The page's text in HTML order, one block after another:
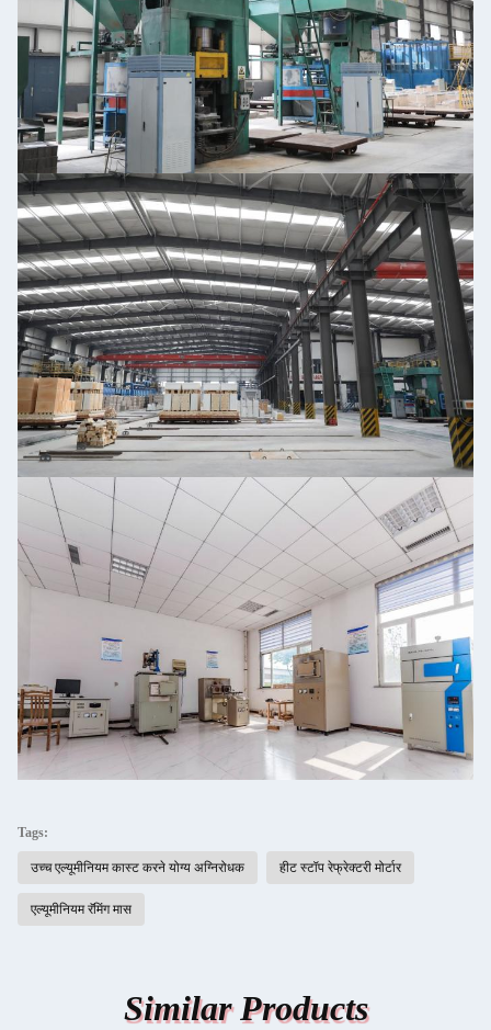
Tags:
उच्च एल्यूमीनियम कास्ट करने योग्य अग्निरोधक हीट स्टॉप रेफ्रेक्टरी मोर्टार
एल्यूमीनियम रॅमिंग मास
Similar Products